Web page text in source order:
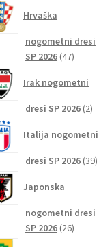
Hrvaška
nogometni dresi
SP 2026 4747
Irak nogometni
dresi SP 2026 22
Italija nogometni
dresi SP 2026 3939
Japonska
nogometni dresi
SP 2026 2626